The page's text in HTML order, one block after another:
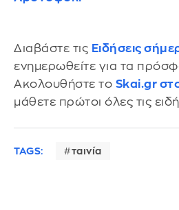
Διαβάστε τις Ειδήσεις
ενημερωθείτε για τα
Ακολουθήστε το Skai.gr
μάθετε πρώτοι όλες τις
TAGS: ταινία